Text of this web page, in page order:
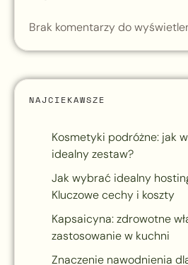
Brak komentarzy do
NAJCIEKAWSZE
Kosmetyki podróżne: jak
idealny zestaw?
Jak wybrać idealny
Kluczowe cechy i koszty
Kapsaicyna: zdrowotne
zastosowanie w kuchni
Znaczenie nawodnienia